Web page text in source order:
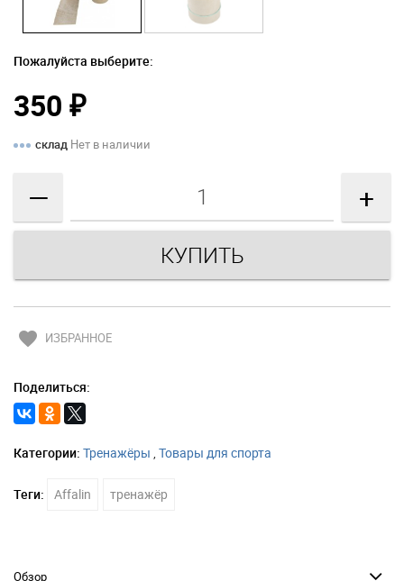
Пожалуйста выберите:
350 ₽
склад Нет в наличии
— +
favorite ИЗБРАННОЕ
Поделиться:
Категории: Тренажёры , Товары для спорта
Теги: Affalin тренажёр
Обзор